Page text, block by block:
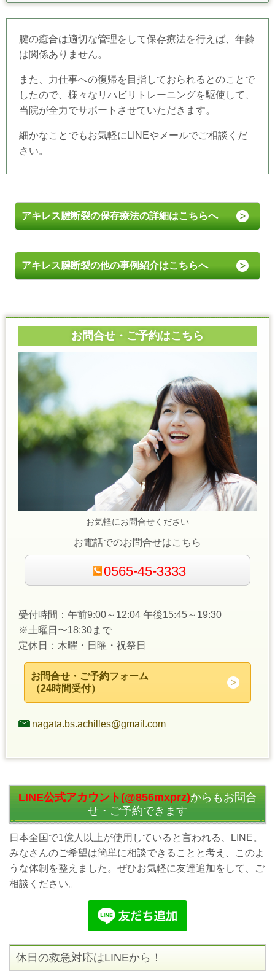
腱の癒合は適切な管理をして保存療法を行えば、年齢
は関係ありません。
また、力仕事への復帰を目指しておられるとのことで
したので、様々なリハビリトレーニングを駆使して、
当院が全力でサポートさせていただきます。
細かなことでもお気軽にLINEやメールでご相談くだ
さい。
アキレス腱断裂の保存療法の詳細はこちらへ
アキレス腱断裂の他の事例紹介はこちらへ
お問合せ・ご予約はこちら
お気軽にお問合せください
お電話でのお問合せはこちら
0565-45-3333
受付時間：午前9:00～12:04 午後15:45～19:30
※土曜日〜18:30まで
定休日：木曜・日曜・祝祭日
お問合せ・ご予約フォーム
（24時間受付）
nagata.bs.achilles@gmail.com
LINE公式アカウント(@856mxprz)からもお問合
せ・ご予約できます
日本全国で1億人以上が使用していると言われる、LINE。
みなさんのご希望は簡単に相談できることと考え、このよ
うな体制を整えました。ぜひお気軽に友達追加をして、ご
相談ください。
休日の救急対応はLINEから！